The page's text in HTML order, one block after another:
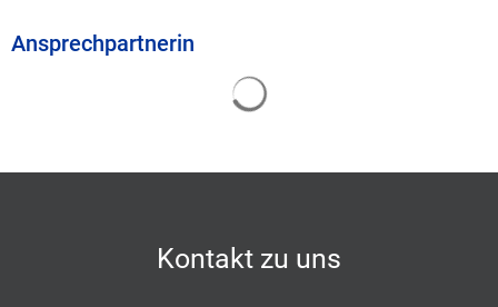
Ansprechpartnerin
Kontakt zu uns